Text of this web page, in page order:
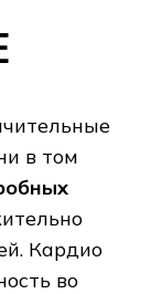
в том
Кардио
во